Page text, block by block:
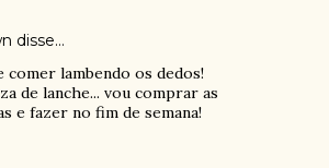
disse…
comer lambendo os dedos!
de lanche... vou comprar as
e fazer no fim de semana!